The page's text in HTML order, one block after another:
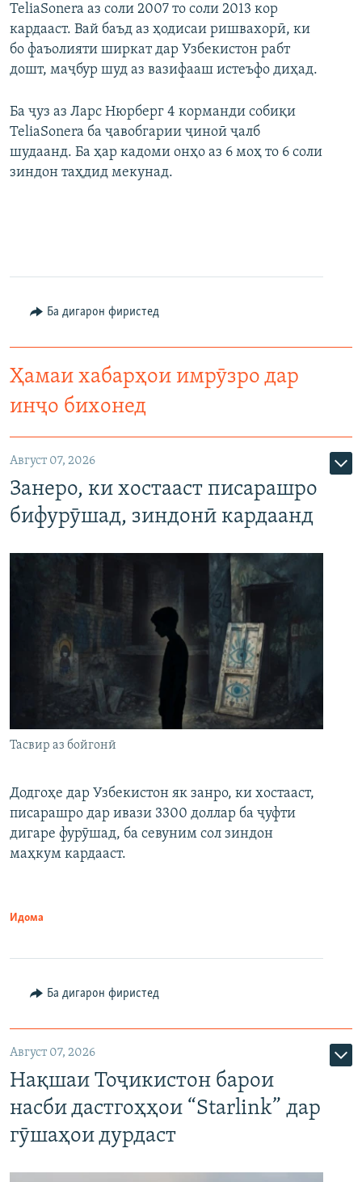
Ҳамаи сомонаҳои RFE/RL
TeliaSonera аз соли 2007 то соли 2013 кор
кардааст. Вай баъд аз ҳодисаи ришвахорӣ, ки
бо фаъолияти ширкат дар Узбекистон рабт
дошт, маҷбур шуд аз вазифааш истеъфо диҳад.
Ба ҷуз аз Ларс Нюрберг 4 корманди собиқи
TeliaSonera ба ҷавобгарии ҷиноӣ ҷалб
шудаанд. Ба ҳар кадоми онҳо аз 6 моҳ то 6 соли
зиндон таҳдид мекунад.
Ба дигарон фиристед
Ҳамаи хабарҳои имрӯзро дар
инҷо бихонед
Август 07, 2026
Занеро, ки хостааст писарашро
бифурӯшад, зиндонӣ кардаанд
Тасвир аз бойгонӣ
Додгоҳе дар Узбекистон як занро, ки хостааст,
писарашро дар ивази 3300 доллар ба ҷуфти
дигаре фурӯшад, ба севуним сол зиндон
маҳкум кардааст.
Идома
Ба дигарон фиристед
Август 07, 2026
Нақшаи Тоҷикистон барои
насби дастгоҳҳои “Starlink” дар
гӯшаҳои дурдаст